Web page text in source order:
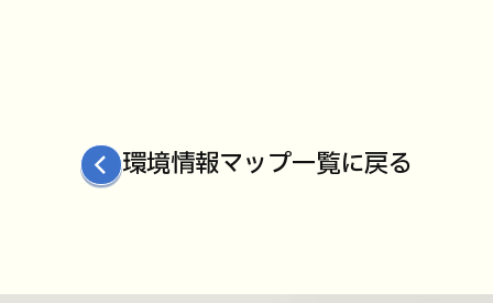
環境情報マップ一覧に戻る